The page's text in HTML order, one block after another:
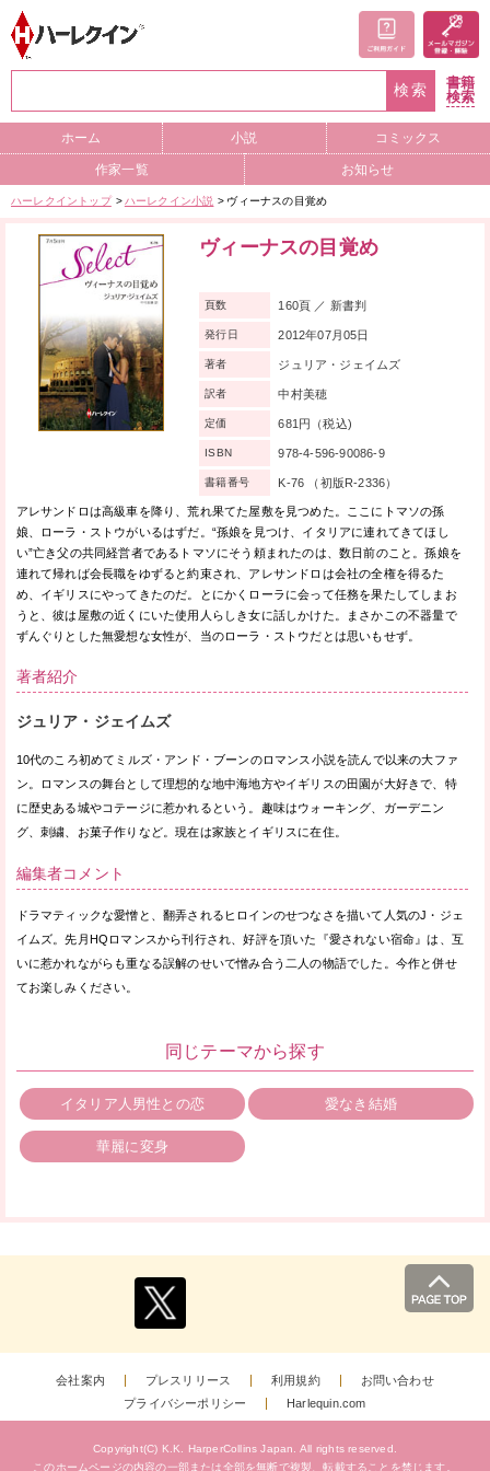
検索
書籍
検索
ホーム 小説 コミックス
作家一覧 お知らせ
ハーレクイントップ ハーレクイン小説 ヴィーナスの目覚め
ヴィーナスの目覚め
アレサンドロは高級車を降り、荒れ果てた屋敷を見つめた。ここにトマソの孫
娘、ローラ・ストウがいるはずだ。“孫娘を見つけ、イタリアに連れてきてほし
い”亡き父の共同経営者であるトマソにそう頼まれたのは、数日前のこと。孫娘を
連れて帰れば会長職をゆずると約束され、アレサンドロは会社の全権を得るた
め、イギリスにやってきたのだ。とにかくローラに会って任務を果たしてしまお
うと、彼は屋敷の近くにいた使用人らしき女に話しかけた。まさかこの不器量で
ずんぐりとした無愛想な女性が、当のローラ・ストウだとは思いもせず。
頁数 160頁 ／ 新書判
発行日 2012年07月05日
著者 ジュリア・ジェイムズ
訳者 中村美穂
定価 681円（税込)
ISBN 978-4-596-90086-9
書籍番号 K-76 （初版R-2336）
著者紹介
ジュリア・ジェイムズ
10代のころ初めてミルズ・アンド・ブーンのロマンス小説を読んで以来の大ファ
ン。ロマンスの舞台として理想的な地中海地方やイギリスの田園が大好きで、特
に歴史ある城やコテージに惹かれるという。趣味はウォーキング、ガーデニン
グ、刺繍、お菓子作りなど。現在は家族とイギリスに在住。
編集者コメント
ドラマティックな愛憎と、翻弄されるヒロインのせつなさを描いて人気のJ・ジェ
イムズ。先月HQロマンスから刊行され、好評を頂いた『愛されない宿命』は、互
いに惹かれながらも重なる誤解のせいで憎み合う二人の物語でした。今作と併せ
てお楽しみください。
同じテーマから探す
イタリア人男性との恋 愛なき結婚
華麗に変身
会社案内 プレスリリース 利用規約
お問い合わせ
プライバシーポリシー
Harlequin.com
Copyright(C) K.K. HarperCollins Japan. All rights reserved.
このホームページの内容の一部または全部を無断で複製、転載することを禁じます。